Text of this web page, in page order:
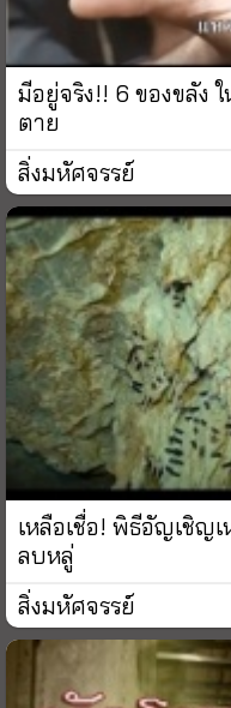
มีอยู่จริง!! 6 ของขลัง
ตาย
สิ่งมหัศจรรย์
เหลือเชื่อ! พิธีอัญเชิญเ
ลบหลู่
สิ่งมหัศจรรย์